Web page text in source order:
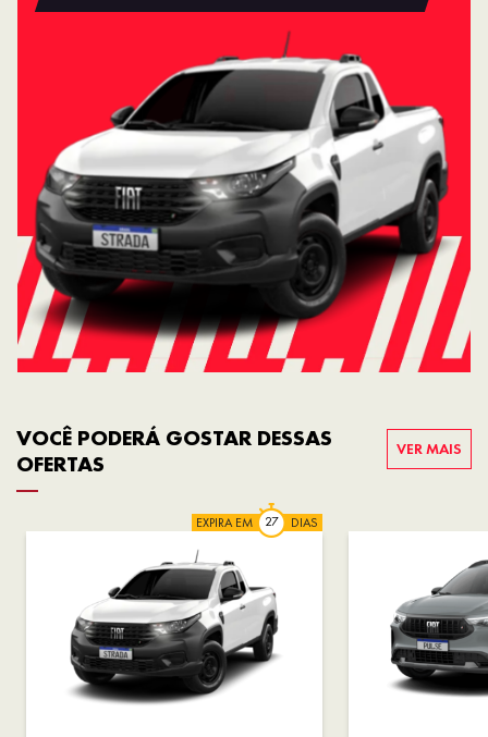
VOCÊ PODERÁ GOSTAR DESSAS
OFERTAS
VER MAIS
EXPIRA EM DIAS